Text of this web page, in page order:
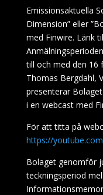
Emissionsaktuella
Dimension” eller
med Finwire. Länk
till och med den 16
Thomas Bergdahl,
presenterar
i en webcast med
För att titta på
https://
Bolaget genomför
teckningsperiod